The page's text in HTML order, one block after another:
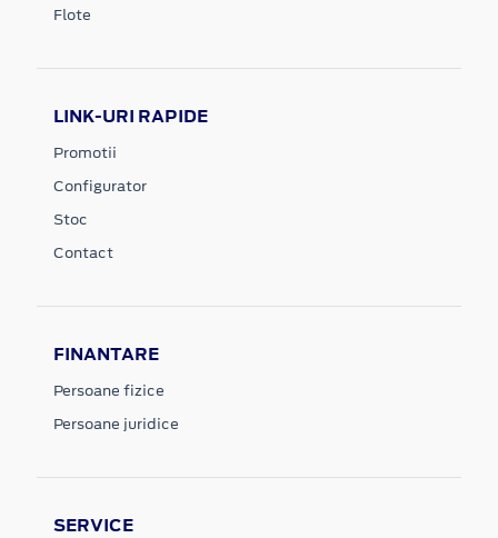
Flote
LINK-URI RAPIDE
Promotii
Configurator
Stoc
Contact
FINANTARE
Persoane fizice
Persoane juridice
SERVICE